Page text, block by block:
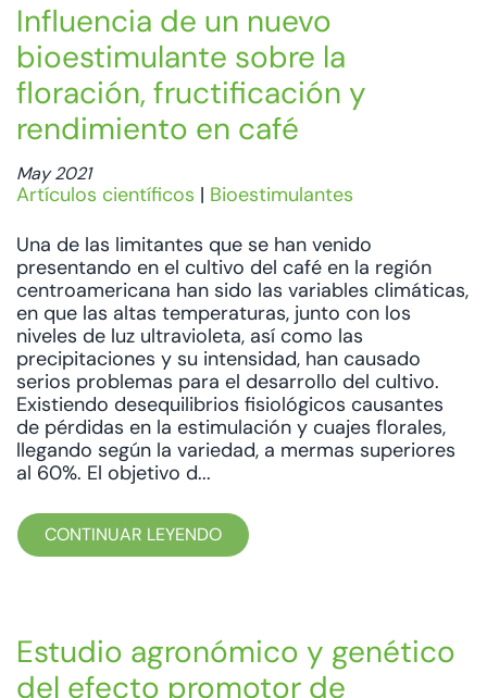
Influencia de un nuevo
bioestimulante sobre la
floración, fructificación y
rendimiento en café
May 2021
Artículos científicos | Bioestimulantes
Una de las limitantes que se han venido
presentando en el cultivo del café en la región
centroamericana han sido las variables climáticas,
en que las altas temperaturas, junto con los
niveles de luz ultravioleta, así como las
precipitaciones y su intensidad, han causado
serios problemas para el desarrollo del cultivo.
Existiendo desequilibrios fisiológicos causantes
de pérdidas en la estimulación y cuajes florales,
llegando según la variedad, a mermas superiores
al 60%. El objetivo d...
CONTINUAR LEYENDO
Estudio agronómico y genético
del efecto promotor de